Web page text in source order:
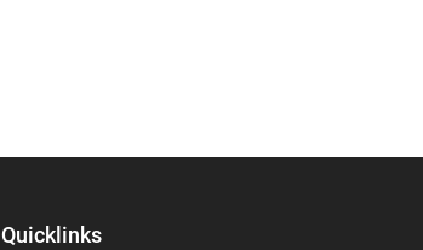
Quicklinks